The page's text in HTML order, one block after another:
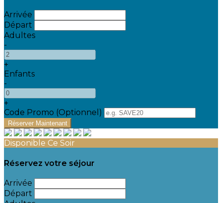
Arrivée
Départ
Adultes
-
+
Enfants
-
+
Code Promo (Optionnel )
Disponible Ce Soir
Réservez votre séjour
Arrivée
Départ